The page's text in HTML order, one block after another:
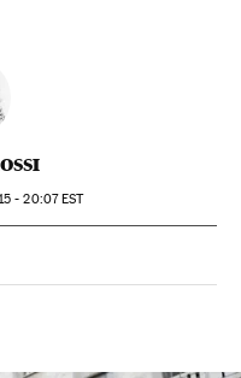
- 20:07EST